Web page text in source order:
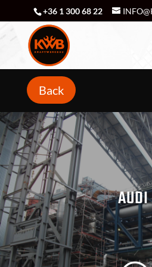
+36 1 300 68 22
Back
AUDI